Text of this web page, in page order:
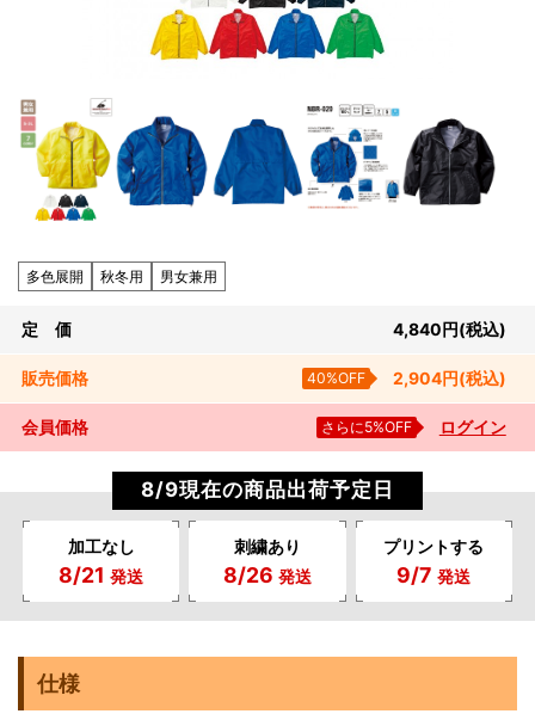
多色展開 秋冬用 男女兼用
定 価 4,840 円(税込)
販売価格 40%OFF 2,904円(税込)
会員価格 さらに5%OFF ログイン
8/9現在の商品出荷予定日
加工なし
8/21 発送
刺繍あり
8/26 発送
プリントする
9/7 発送
仕様